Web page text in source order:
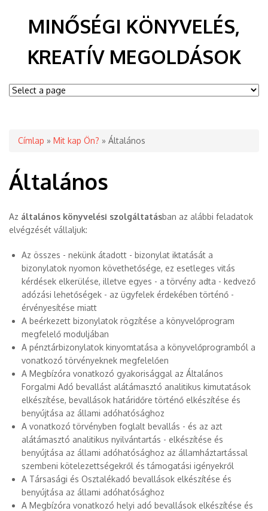
MINŐSÉGI KÖNYVELÉS,
KREATÍV MEGOLDÁSOK
Jelenlegi hely
Címlap » Mit kap Ön? » Általános
Általános
Az általános könyvelési szolgáltatásban az alábbi feladatok
elvégzését vállaljuk:
Az összes - nekünk átadott - bizonylat iktatását a
bizonylatok nyomon követhetősége, ez esetleges vitás
kérdések elkerülése, illetve egyes - a törvény adta - kedvező
adózási lehetőségek - az ügyfelek érdekében történő -
érvényesítése miatt
A beérkezett bizonylatok rögzítése a könyvelőprogram
megfelelő moduljában
A pénztárbizonylatok kinyomtatása a könyvelőprogramból a
vonatkozó törvényeknek megfelelően
A Megbízóra vonatkozó gyakorisággal az Általános
Forgalmi Adó bevallást alátámasztó analitikus kimutatások
elkészítése, bevallások határidőre történő elkészítése és
benyújtása az állami adóhatósághoz
A vonatkozó törvényben foglalt bevallás - és az azt
alátámasztó analitikus nyilvántartás - elkészítése és
benyújtása az állami adóhatósághoz az államháztartással
szembeni kötelezettségekről és támogatási igényekről
A Társasági és Osztalékadó bevallások elkészítése és
benyújtása az állami adóhatósághoz
A Megbízóra vonatkozó helyi adó bevallások elkészítése és